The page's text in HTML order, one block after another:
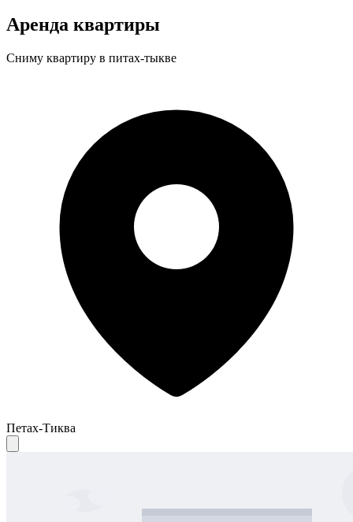
Аренда квартиры
Сниму квартиру в питах-тыкве
Петах-Тиква